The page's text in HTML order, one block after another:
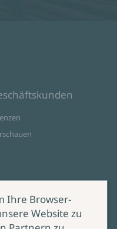
Ihre Browser-
Website zu